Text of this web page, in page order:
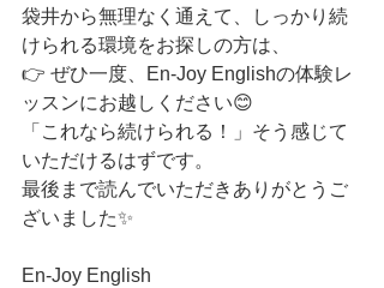
袋井から無理なく通えて、しっかり続
けられる環境をお探しの方は、
👉 ぜひ一度、En-Joy Englishの体験レ
ッスンにお越しください😊
「これなら続けられる！」そう感じて
いただけるはずです。
最後まで読んでいただきありがとうご
ざいました✨
En-Joy English